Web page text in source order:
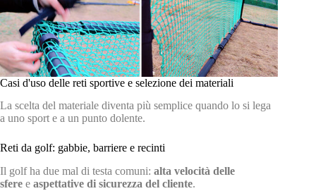
Casi d'uso delle reti sportive e selezione dei materiali
La scelta del materiale diventa più semplice quando lo si lega
a uno sport e a un punto dolente.
Reti da golf: gabbie, barriere e recinti
Il golf ha due mal di testa comuni: alta velocità delle
sfere e aspettative di sicurezza del cliente.